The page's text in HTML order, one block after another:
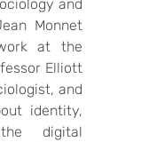
and
Monnet
at the
Elliott
and
identity,
digital